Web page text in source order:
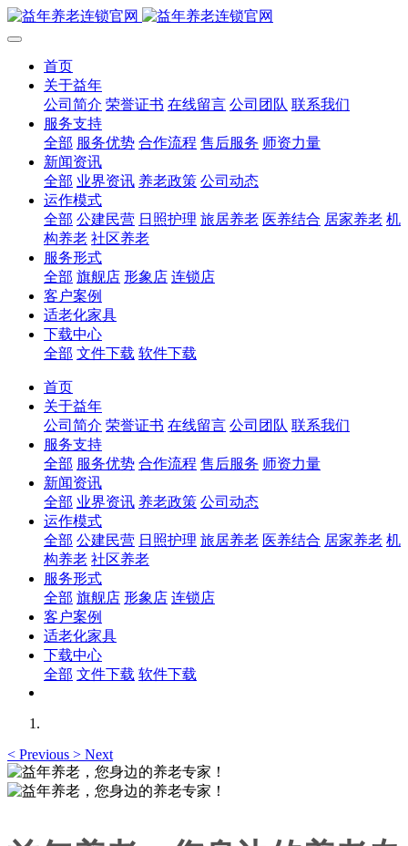
首页
关于益年
公司简介 荣誉证书 在线留言 公司团队 联系我们
服务支持
全部 服务优势 合作流程 售后服务 师资力量
新闻资讯
全部 业界资讯 养老政策 公司动态
运作模式
全部 公建民营 日照护理 旅居养老 医养结合 居家养老 机
构养老 社区养老
服务形式
全部 旗舰店 形象店 连锁店
客户案例
适老化家具
下载中心
全部 文件下载 软件下载
首页
关于益年
公司简介 荣誉证书 在线留言 公司团队 联系我们
服务支持
全部 服务优势 合作流程 售后服务 师资力量
新闻资讯
全部 业界资讯 养老政策 公司动态
运作模式
全部 公建民营 日照护理 旅居养老 医养结合 居家养老 机
构养老 社区养老
服务形式
全部 旗舰店 形象店 连锁店
客户案例
适老化家具
下载中心
全部 文件下载 软件下载
< Previous > Next